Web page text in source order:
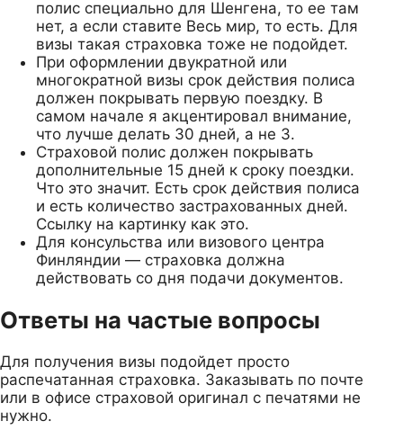
полис специально для Шенгена, то ее там
нет, а если ставите Весь мир, то есть. Для
визы такая страховка тоже не подойдет.
При оформлении двукратной или
многократной визы срок действия полиса
должен покрывать первую поездку. В
самом начале я акцентировал внимание,
что лучше делать 30 дней, а не 3.
Страховой полис должен покрывать
дополнительные 15 дней к сроку поездки.
Что это значит. Есть срок действия полиса
и есть количество застрахованных дней.
Ссылку на картинку как это.
Для консульства или визового центра
Финляндии — страховка должна
действовать со дня подачи документов.
Ответы на частые вопросы
Для получения визы подойдет просто
распечатанная страховка. Заказывать по почте
или в офисе страховой оригинал с печатями не
нужно.